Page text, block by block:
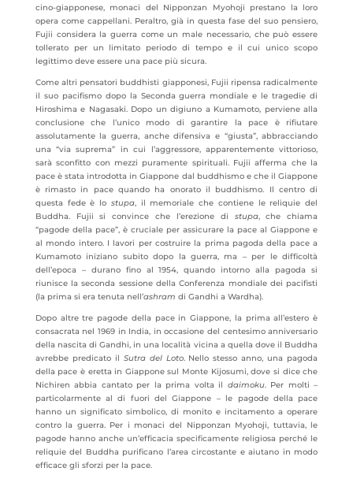
cino-giapponese, monaci del Nipponzan Myohoji prestano la loro
opera come cappellani. Peraltro, già in questa fase del suo pensiero,
Fujii considera la guerra come un male necessario, che può essere
tollerato per un limitato periodo di tempo e il cui unico scopo
legittimo deve essere una pace più sicura.
Come altri pensatori buddhisti giapponesi, Fujii ripensa radicalmente
il suo pacifismo dopo la Seconda guerra mondiale e le tragedie di
Hiroshima e Nagasaki. Dopo un digiuno a Kumamoto, perviene alla
conclusione che l’unico modo di garantire la pace è rifiutare
assolutamente la guerra, anche difensiva e “giusta”, abbracciando
una “via suprema” in cui l’aggressore, apparentemente vittorioso,
sarà sconfitto con mezzi puramente spirituali. Fujii afferma che la
pace è stata introdotta in Giappone dal buddhismo e che il Giappone
è rimasto in pace quando ha onorato il buddhismo. Il centro di
questa fede è lo stupa, il memoriale che contiene le reliquie del
Buddha. Fujii si convince che l’erezione di stupa, che chiama
“pagode della pace”, è cruciale per assicurare la pace al Giappone e
al mondo intero. I lavori per costruire la prima pagoda della pace a
Kumamoto iniziano subito dopo la guerra, ma – per le difficoltà
dell’epoca – durano fino al 1954, quando intorno alla pagoda si
riunisce la seconda sessione della Conferenza mondiale dei pacifisti
(la prima si era tenuta nell’ashram di Gandhi a Wardha).
Dopo altre tre pagode della pace in Giappone, la prima all’estero è
consacrata nel 1969 in India, in occasione del centesimo anniversario
della nascita di Gandhi, in una località vicina a quella dove il Buddha
avrebbe predicato il Sutra del Loto. Nello stesso anno, una pagoda
della pace è eretta in Giappone sul Monte Kijosumi, dove si dice che
Nichiren abbia cantato per la prima volta il daimoku. Per molti –
particolarmente al di fuori del Giappone – le pagode della pace
hanno un significato simbolico, di monito e incitamento a operare
contro la guerra. Per i monaci del Nipponzan Myohoji, tuttavia, le
pagode hanno anche un’efficacia specificamente religiosa perché le
reliquie del Buddha purificano l’area circostante e aiutano in modo
efficace gli sforzi per la pace.